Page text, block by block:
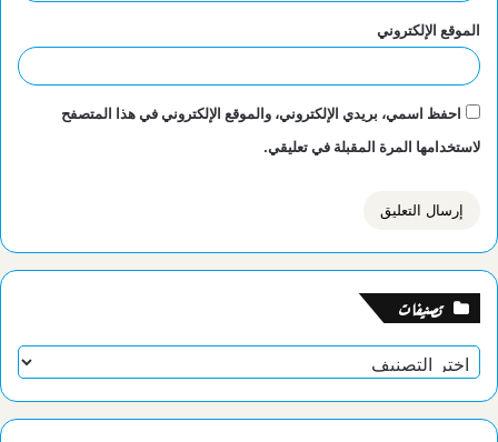
الموقع الإلكتروني
احفظ اسمي، بريدي الإلكتروني، والموقع الإلكتروني في هذا المتصفح
لاستخدامها المرة المقبلة في تعليقي.
تصنيفات
تصنيفات